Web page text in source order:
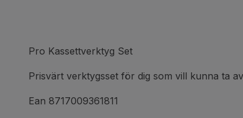
Pro Kassettverktyg Set
Prisvärt verktygsset för dig som vill kunna ta
Ean 8717009361811